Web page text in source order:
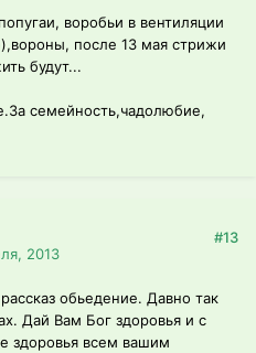
воробьи в вентиляции
после 13 мая стрижи
будут...
семейность,чадолюбие,
2013
#13
обьедение. Давно так
Дай Вам Бог здоровья и с
здоровья всем вашим